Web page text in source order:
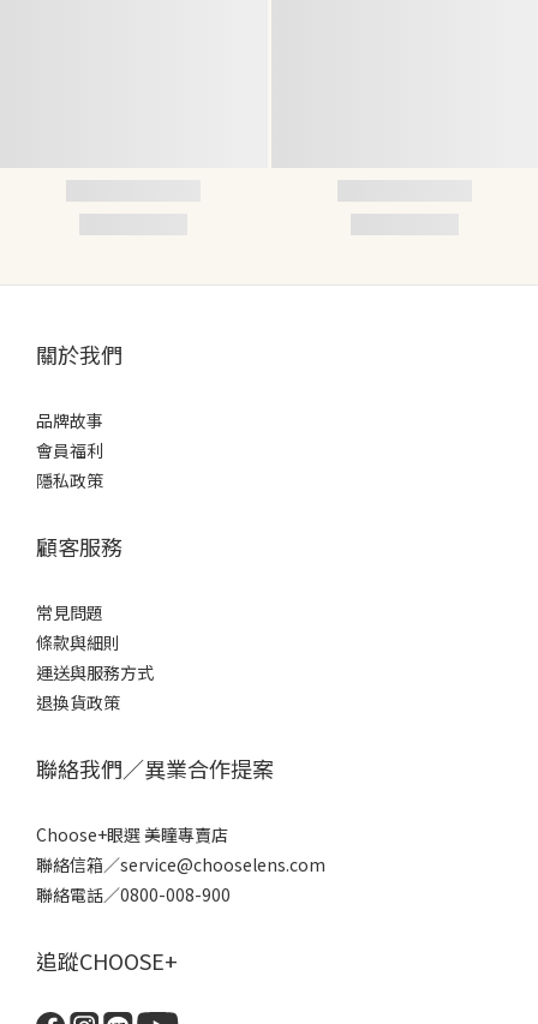
關於我們
品牌故事
會員福利
隱私政策
顧客服務
常見問題
條款與細則
運送與服務方式
退換貨政策
聯絡我們／異業合作提案
Choose+眼選 美瞳專賣店
聯絡信箱／service@chooselens.com
聯絡電話／0800-008-900
追蹤CHOOSE+